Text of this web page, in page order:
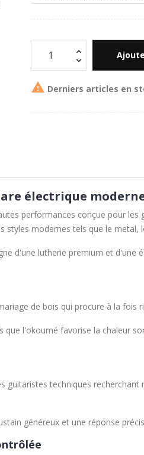
 Derniers articles en
électrique
performances conçue pour
styles modernes tels que le
d'une lutherie premium et d'une
de bois qui procure à la fois
l'okoumé favorise la chaleur
guitaristes techniques
généreux et une réponse